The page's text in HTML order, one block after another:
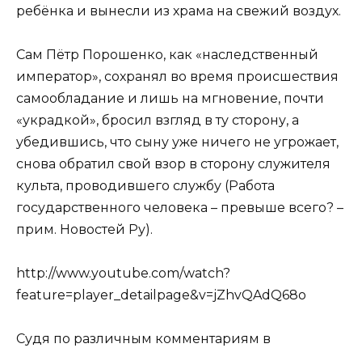
ребёнка и вынесли из храма на свежий воздух.
Сам Пётр Порошенко, как «наследственный
император», сохранял во время происшествия
самообладание и лишь на мгновение, почти
«украдкой», бросил взгляд в ту сторону, а
убедившись, что сыну уже ничего не угрожает,
снова обратил свой взор в сторону служителя
культа, проводившего службу (Работа
государственного человека – превыше всего? –
прим. Новостей Ру).
http://www.youtube.com/watch?
feature=player_detailpage&v=jZhvQAdQ68o
Судя по различным комментариям в